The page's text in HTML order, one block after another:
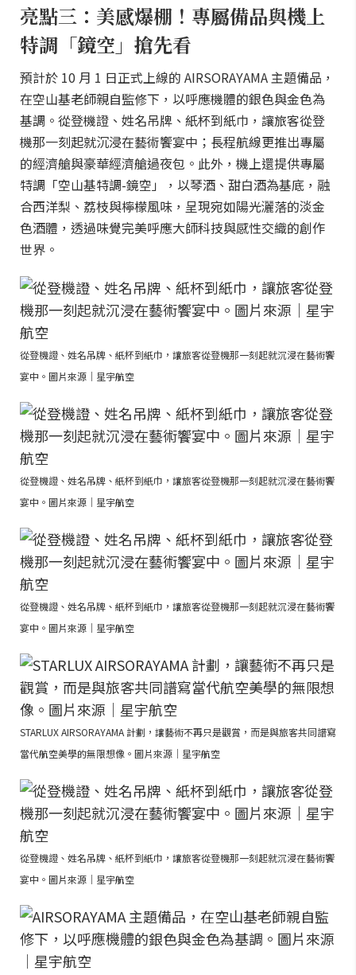
亮點三：美感爆棚！專屬備品與機上
特調「鏡空」搶先看
預計於 10 月 1 日正式上線的 AIRSORAYAMA 主題備品，
在空山基老師親自監修下，以呼應機體的銀色與金色為
基調。從登機證、姓名吊牌、紙杯到紙巾，讓旅客從登
機那一刻起就沉浸在藝術饗宴中；長程航線更推出專屬
的經濟艙與豪華經濟艙過夜包。此外，機上還提供專屬
特調「空山基特調-鏡空」，以琴酒、甜白酒為基底，融
合西洋梨、荔枝與檸檬風味，呈現宛如陽光灑落的淡金
色酒體，透過味覺完美呼應大師科技與感性交織的創作
世界。
從登機證、姓名吊牌、紙杯到紙巾，讓旅客從登機那一刻起就沉浸在藝術饗
宴中。圖片來源｜星宇航空
從登機證、姓名吊牌、紙杯到紙巾，讓旅客從登機那一刻起就沉浸在藝術饗
宴中。圖片來源｜星宇航空
從登機證、姓名吊牌、紙杯到紙巾，讓旅客從登機那一刻起就沉浸在藝術饗
宴中。圖片來源｜星宇航空
STARLUX AIRSORAYAMA 計劃，讓藝術不再只是觀賞，而是與旅客共同譜寫
當代航空美學的無限想像。圖片來源｜星宇航空
從登機證、姓名吊牌、紙杯到紙巾，讓旅客從登機那一刻起就沉浸在藝術饗
宴中。圖片來源｜星宇航空